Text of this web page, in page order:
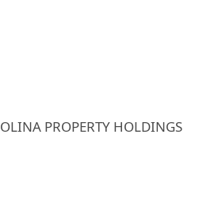
OLINA PROPERTY HOLDINGS